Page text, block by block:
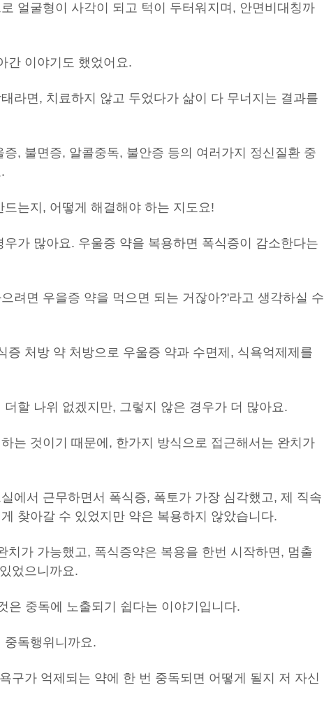
얼굴형이 사각이 되고 턱이 두터워지며, 안면비대칭까
간 이야기도 했었어요.
라면, 치료하지 않고 두었다가 삶이 다 무너지는 결과를
, 불면증, 알콜중독, 불안증 등의 여러가지 정신질환 중
는지, 어떻게 해결해야 하는 지도요!
가 많아요. 우울증 약을 복용하면 폭식증이 감소한다는
려면 우을증 약을 먹으면 되는 거잖아?'라고 생각하실 수
증 처방 약 처방으로 우울증 약과 수면제, 식욕억제제를
할 나위 없겠지만, 그렇지 않은 경우가 더 많아요.
는 것이기 때문에, 한가지 방식으로 접근해서는 완치가
에서 근무하면서 폭식증, 폭토가 가장 심각했고, 제 직속
찾아갈 수 있었지만 약은 복용하지 않았습니다.
치가 가능했고, 폭식증약은 복용을 한번 시작하면, 멈출
었으니까요.
은 중독에 노출되기 쉽다는 이야기입니다.
중독행위니까요.
구가 억제되는 약에 한 번 중독되면 어떻게 될지 저 자신